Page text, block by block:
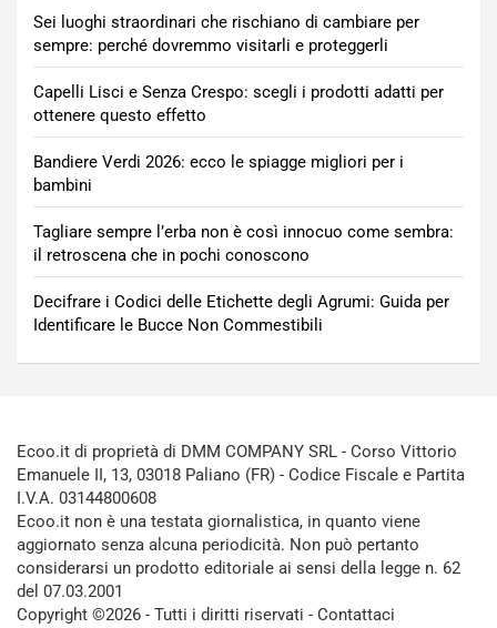
Sei luoghi straordinari che rischiano di cambiare per
sempre: perché dovremmo visitarli e proteggerli
Capelli Lisci e Senza Crespo: scegli i prodotti adatti per
ottenere questo effetto
Bandiere Verdi 2026: ecco le spiagge migliori per i
bambini
Tagliare sempre l’erba non è così innocuo come sembra:
il retroscena che in pochi conoscono
Decifrare i Codici delle Etichette degli Agrumi: Guida per
Identificare le Bucce Non Commestibili
Ecoo.it di proprietà di DMM COMPANY SRL - Corso Vittorio
Emanuele II, 13, 03018 Paliano (FR) - Codice Fiscale e Partita
I.V.A. 03144800608
Ecoo.it non è una testata giornalistica, in quanto viene
aggiornato senza alcuna periodicità. Non può pertanto
considerarsi un prodotto editoriale ai sensi della legge n. 62
del 07.03.2001
Copyright ©2026 - Tutti i diritti riservati - Contattaci